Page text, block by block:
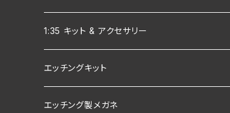
1:35 キット & アクセサリー
エッチングキット
エッチング製メガネ